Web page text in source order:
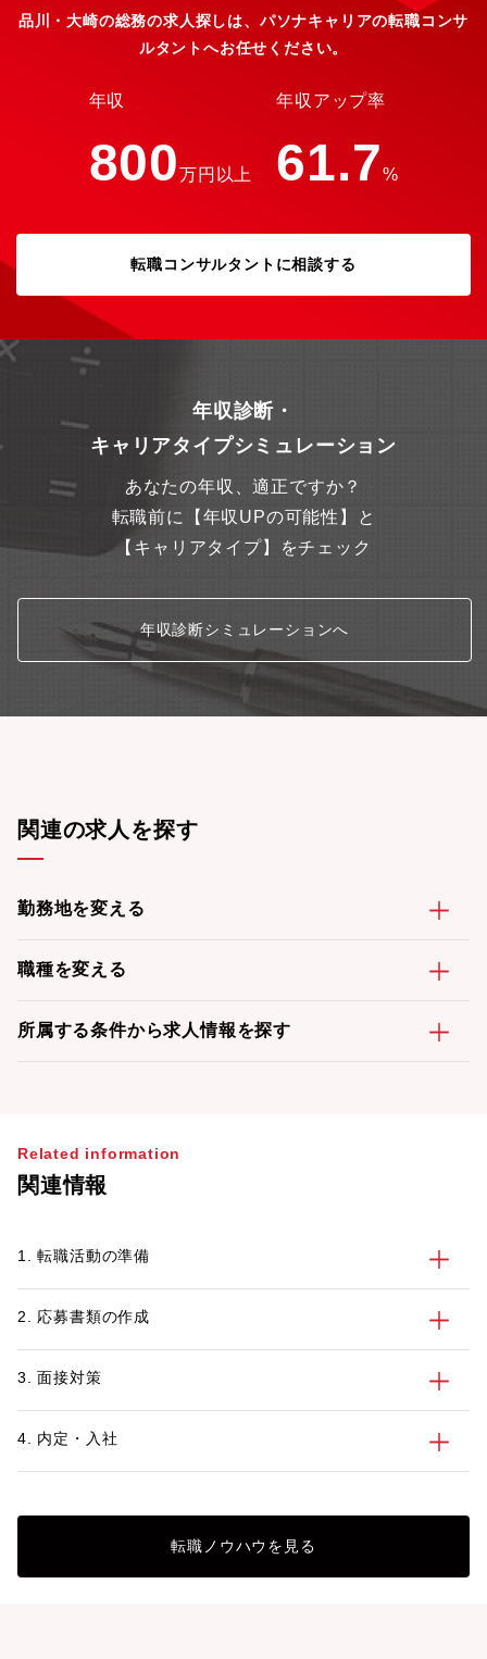
る。』ことをパーパスに掲げています。2,000万DLを誇るスマホ
アプリの開発やITシステムのデータ分析業務など、ローソンのシ
ステムの設計・開発、運用・保守業務を中心に、プロジェクト推
ャリスト集団として、ローソングループの事業および社会へ貢献
を歓迎する風土の中で、新しいことにも積極的に取り組めます。
＜目指せるキャリア＞・人事、総務領域のゼネラリストとして成
長し、将来的には組織リーダーやマネジメント層など、組織運営
採用・人材開発・制度企画・総務企画・働き方改革推進など、特
や業務改善などのキャリアも広げていくことができます。・若手
のうちから幅広い業務経験を積み、将来的には組織の成長戦略策
品川・大崎の総務の求人探しは、パソナキャリアの転職コンサ
ルタントへお任せください。
年収
800万円以上
年収アップ率
61.7%
転職コンサルタントに相談する
年収診断・
キャリアタイプシミュレーション
あなたの年収、適正ですか？
転職前に【年収UPの可能性】と
【キャリアタイプ】をチェック
年収診断シミュレーションへ
関連の求人を探す
勤務地を変える
職種を変える
所属する条件から求人情報を探す
Related information
関連情報
1. 転職活動の準備
2. 応募書類の作成
3. 面接対策
4. 内定・入社
転職ノウハウを見る